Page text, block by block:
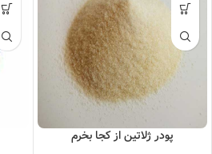
پودر ژلاتین از کجا بخرم